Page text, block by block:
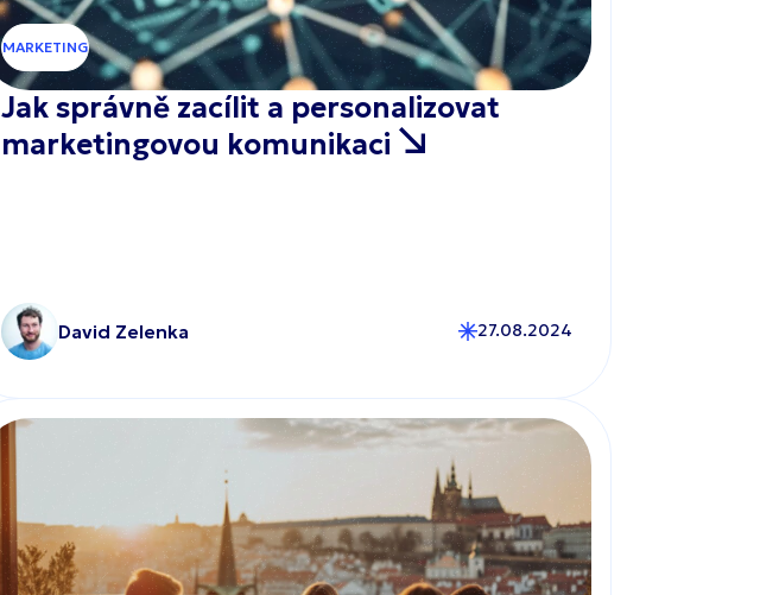
MARKETING
Jak správně zacílit a personalizovat
marketingovou komunikaci
David Zelenka 27.08.2024